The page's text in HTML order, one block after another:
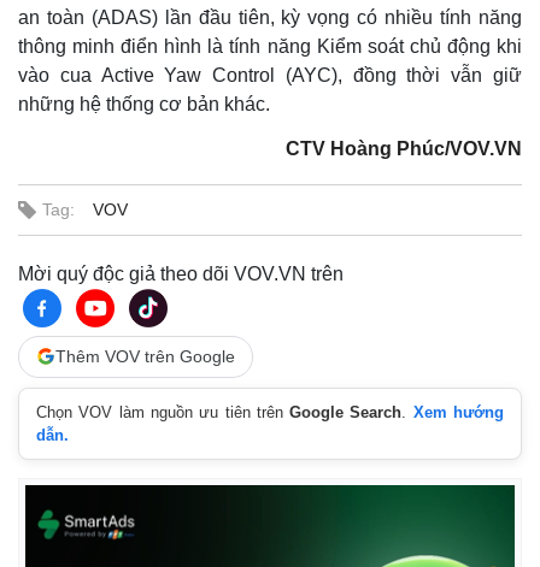
an toàn (ADAS) lần đầu tiên, kỳ vọng có nhiều tính năng
thông minh điển hình là tính năng Kiểm soát chủ động khi
vào cua Active Yaw Control (AYC), đồng thời vẫn giữ
những hệ thống cơ bản khác.
CTV Hoàng Phúc/VOV.VN
Tag: VOV
Mời quý độc giả theo dõi VOV.VN trên
Thêm VOV trên Google
Chọn VOV làm nguồn ưu tiên trênGoogle Search
Xem hướng
dẫn.